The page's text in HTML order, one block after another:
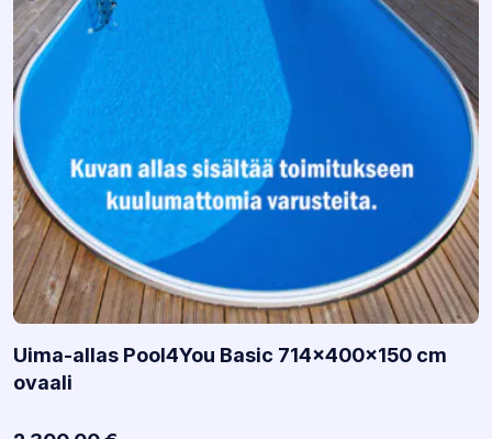
Uima-allas Pool4You Basic 714x400x150 cm
ovaali